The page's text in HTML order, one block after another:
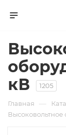
кВ
1205
Главная —
Высоковольтное